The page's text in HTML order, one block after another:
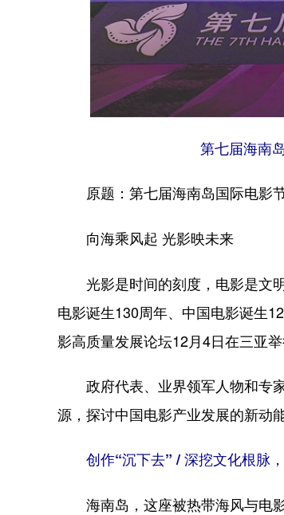
第七届海南
原题：第七届海南岛国际电影
向海乘风起 光影映未来
光影是时间的刻度，电影是文明
电影诞生130周年、中国电影诞生
影高质量发展论坛12月4日在三亚举
政府代表、业界领军人物和专家
源，探讨中国电影产业发展的新动能
创作“沉下去” / 深挖文化根脉，
海南岛，这座被热带海风与电影